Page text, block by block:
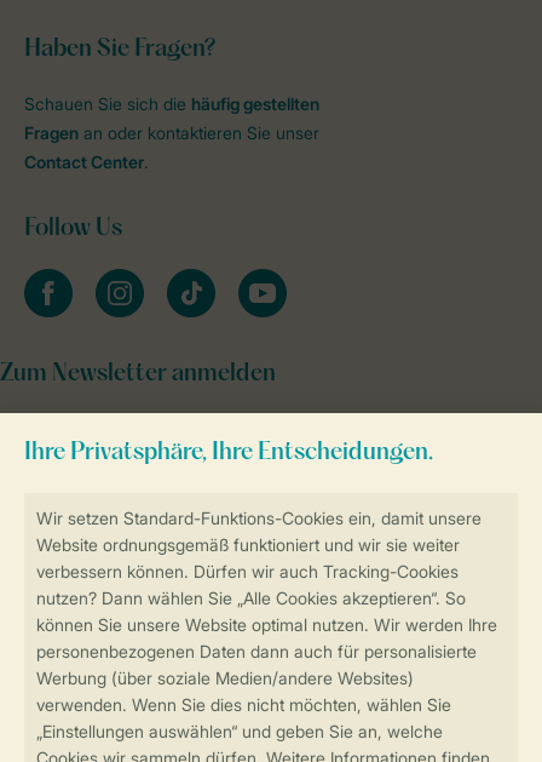
Sicherstellung Deiner Privatsphäre
Sicher und schnell zur Online-Buchung
Sichere Datenübertragung
Sicheres Bezahlen
Haben Sie Fragen?
Schauen Sie sich die häufig gestellten
Fragen an oder kontaktieren Sie unser
Contact Center.
Follow Us
facebookinstagramtiktok youtube
Zum Newsletter anmelden